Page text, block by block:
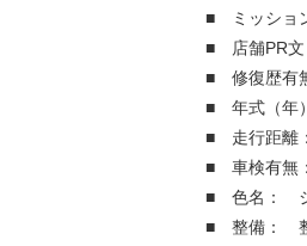
■ ミッショ
■ 店舗PR
■ 修復歴有
■ 年式（年
■ 走行距離
■ 車検有無
■ 色名： ジ
■ 整備：